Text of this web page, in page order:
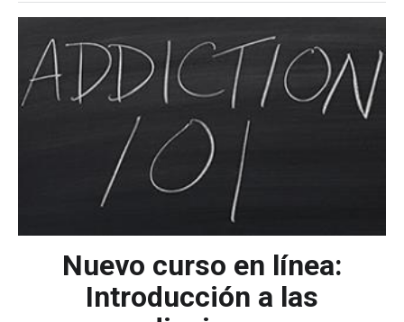
Nuevo curso en línea:
Introducción a las